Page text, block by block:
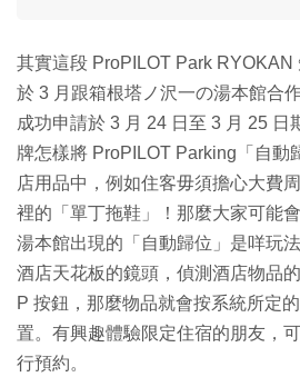
其實這段 ProPILOT Park
於 3 月跟箱根塔ノ沢一の湯本館合
成功申請於 3 月 24 日至 3 月 25 日
牌怎樣將 ProPILOT Parking「自動
店用品中，例如住客毋須擔心大費
裡的「單丁拖鞋」！那麼大家可能
湯本館出現的「自動歸位」是咩玩
酒店天花板的鏡頭，偵測酒店物品
P 按鈕，那麼物品就會按系統所定
置。有興趣體驗限定住宿的朋友，
行預約。